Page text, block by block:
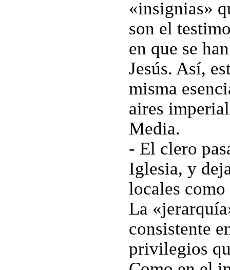
«insignias»
son el
en que se
Jesús. Así,
misma
aires
Media.
- El clero
Iglesia, y
locales
La
consistente
privilegios